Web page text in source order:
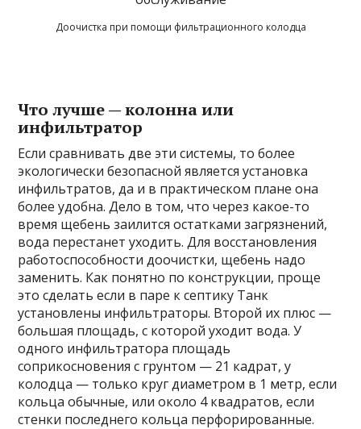
Доочистка при помощи фильтрационного колодца
Что лучше — колонна или
инфильтратор
Если сравнивать две эти системы, то более
экологически безопасной является установка
инфильтратов, да и в практическом плане она
более удобна. Дело в том, что через какое-то
время щебень заилится остатками загрязнений,
вода перестанет уходить. Для восстановления
работоспособности доочистки, щебень надо
заменить. Как понятно по конструкции, проще
это сделать если в паре к септику Танк
установлены инфильтраторы. Второй их плюс —
большая площадь, с которой уходит вода. У
одного инфильтратора площадь
соприкосновения с грунтом — 21 кадрат, у
колодца — только круг диаметром в 1 метр, если
кольца обычные, или около 4 квадратов, если
стенки последнего кольца перфорированные.